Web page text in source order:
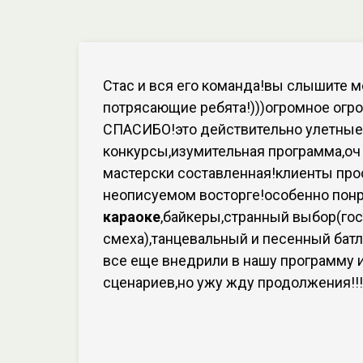
Стас и вся его команда!вы слышите
потрясающие ребята!)))огромное
СПАСИБО!это действительно улетные
конкурсы,изумительная
мастерски составленная!клиенты
неописуемом восторге!особенно
караоке,байкеры,странный
смеха),танцевальный и песенный
все еще внедрили в нашу программу
сценариев,но ужу жду